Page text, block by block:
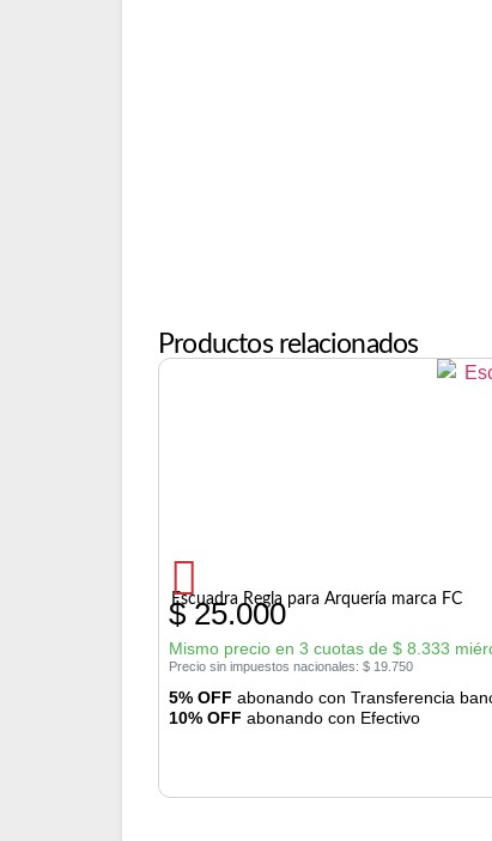
Productos relacionados
Escuadra Regla para Arquería marca FC
$25.000
Mismo precio en 3 cuotas de $ 8.333
Precio sin impuestos nacionales: $ 19.750
5% OFF abonando con Transferencia
10% OFF abonando con Efectivo